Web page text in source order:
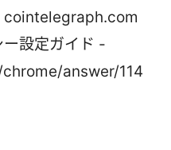
cointelegraph.com
設定ガイド -
answer/114